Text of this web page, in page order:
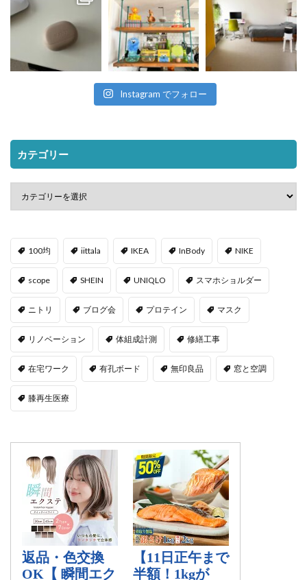
Instagram でフォロー
カテゴリー
100均 iittala IKEA InBody NIKE
scope SHEIN UNIQLO スマホショルダー
ニトリ ブログ会 プロテイン マスク
リノベーション 体組成計測 修繕工事
在宅ワーク 有孔ボード 無印良品 窓と空調
膝再生医療